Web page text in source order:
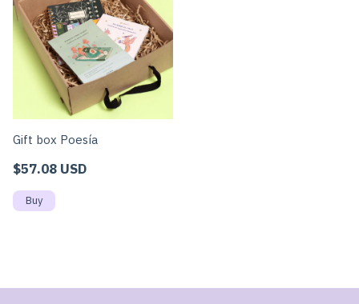
Gift box Poesía
$57.08 USD